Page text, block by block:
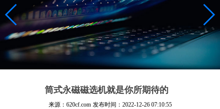
筒式永磁磁选机就是你所期待的
来源：620cf.com 发布时间： 2022-12-26 07:10:55